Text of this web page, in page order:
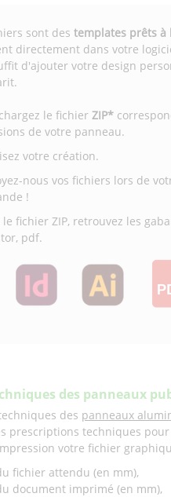
sont destemplates prêts à
directement dans votre
d'ajouter votre design
le fichierZIP*
de votre panneau.
votre création.
nous vos fichiers lors de
!
le fichier ZIP, retrouvez les
pdf.
des panneaux
des panneaux
prescriptions techniques
votre fichier
fichier attendu (en mm),
document imprimé (en mm),